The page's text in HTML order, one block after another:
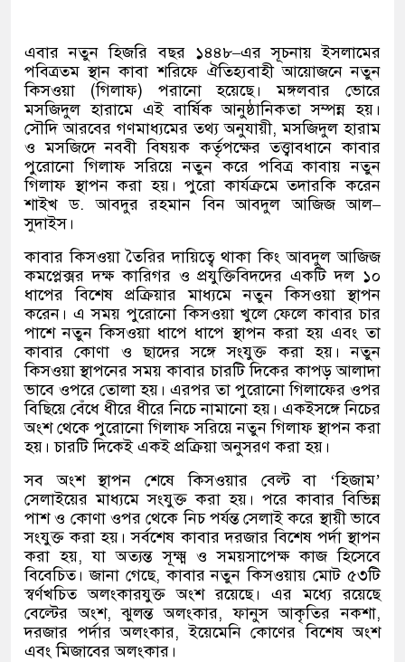
এবার নতুন হিজরি বছর ১৪৪৮–এর সূচনায় ইসলামের
পবিত্রতম স্থান কাবা শরিফে ঐতিহ্যবাহী আয়োজনে নতুন
কিসওয়া(গিলাফ) পরানো হয়েছে। মঙ্গলবার ভোরে
মসজিদুল হারামে এই বার্ষিক আনুষ্ঠানিকতা সম্পন্ন হয়।
সৌদি আরবের গণমাধ্যমের তথ্য অনুযায়ী,মসজিদুল হারাম
ও মসজিদে নববী বিষয়ক কর্তৃপক্ষের তত্ত্বাবধানে কাবার
পুরোনো গিলাফ সরিয়ে নতুন করে পবিত্র কাবায় নতুন
গিলাফ স্থাপন করা হয়। পুরো কার্যক্রমে তদারকি করেন
শাইখ ড.আবদুর রহমান বিন আবদুল আজিজ আল–
সুদাইস।
কাবার কিসওয়া তৈরির দায়িত্বে থাকা কিং আবদুল আজিজ
কমপ্লেক্সর দক্ষ কারিগর ও প্রযুক্তিবিদদের একটি দল ১০
ধাপের বিশেষ প্রক্রিয়ার মাধ্যমে নতুন কিসওয়া স্থাপন
করেন। এ সময় পুরোনো কিসওয়া খুলে ফেলে কাবার চার
পাশে নতুন কিসওয়া ধাপে ধাপে স্থাপন করা হয় এবং তা
কাবার কোণা ও ছাদের সঙ্গে সংযুক্ত করা হয়। নতুন
কিসওয়া স্থাপনের সময় কাবার চারটি দিকের কাপড় আলাদা
ভাবে ওপরে তোলা হয়। এরপর তা পুরোনো গিলাফের ওপর
বিছিয়ে বেঁধে ধীরে ধীরে নিচে নামানো হয়। একইসঙ্গে নিচের
অংশ থেকে পুরোনো গিলাফ সরিয়ে নতুন গিলাফ স্থাপন করা
হয়। চারটি দিকেই একই প্রক্রিয়া অনুসরণ করা হয়।
সব অংশ স্থাপন শেষে কিসওয়ার বেল্ট বা‘হিজাম’
সেলাইয়ের মাধ্যমে সংযুক্ত করা হয়। পরে কাবার বিভিন্ন
পাশ ও কোণা ওপর থেকে নিচ পর্যন্ত সেলাই করে স্থায়ী ভাবে
সংযুক্ত করা হয়। সর্বশেষ কাবার দরজার বিশেষ পর্দা স্থাপন
করা হয়,যা অত্যন্ত সূক্ষ্ম ও সময়সাপেক্ষ কাজ হিসেবে
বিবেচিত। জানা গেছে,কাবার নতুন কিসওয়ায় মোট ৫৩টি
স্বর্ণখচিত অলংকারযুক্ত অংশ রয়েছে। এর মধ্যে রয়েছে
বেল্টের অংশ,ঝুলন্ত অলংকার,ফানুস আকৃতির নকশা,
দরজার পর্দার অলংকার,ইয়েমেনি কোণের বিশেষ অংশ
এবং মিজাবের অলংকার।